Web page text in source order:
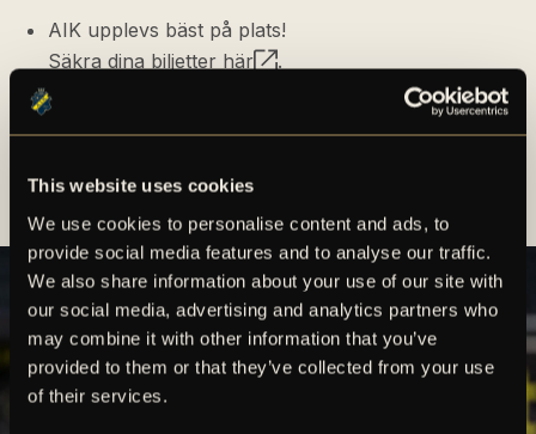
This website uses cookies
We use cookies to personalise content and ads, to
provide social media features and to analyse our traffic.
We also share information about your use of our site with
our social media, advertising and analytics partners who
may combine it with other information that you’ve
provided to them or that they’ve collected from your use
of their services.
AIK upplevs bäst på plats!
Säkra dina biljetter här
.
AIK:s hemmamatcher i Europakvalspelet tv-sänds